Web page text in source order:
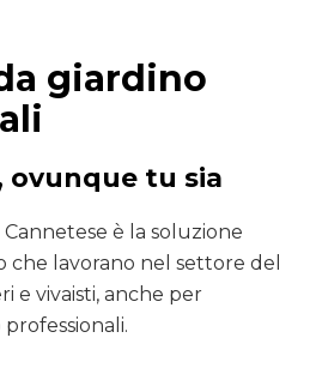
giardino
ovunque tu sia
è la soluzione
lavorano nel settore del
e vivaisti, anche per